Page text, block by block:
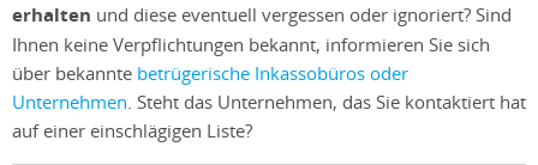
erhalten und diese eventuell vergessen oder ignoriert? Sind
Ihnen keine Verpflichtungen bekannt, informieren Sie sich
über bekannte betrügerische Inkassobüros oder
Unternehmen . Steht das Unternehmen, das Sie kontaktiert hat
auf einer einschlägigen Liste?